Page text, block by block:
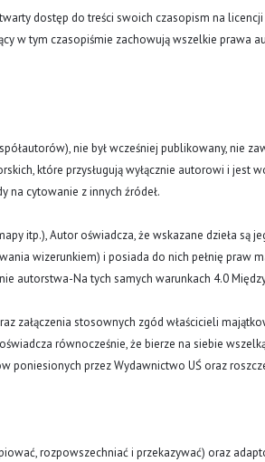
dostęp do treści swoich czasopism na licencji
w tym czasopiśmie zachowują wszelkie prawa
nie był wcześniej publikowany, nie
które przysługują wyłącznie autorowi i jest
na cytowanie z innych źródeł.
itp.), Autor oświadcza, że wskazane dzieła są
wizerunkiem) i posiada do nich pełnię praw
autorstwa-Na tych samych warunkach 4.0
załączenia stosownych zgód właścicieli
równocześnie, że bierze na siebie
poniesionych przez Wydawnictwo UŚ oraz
rozpowszechniać i przekazywać) oraz